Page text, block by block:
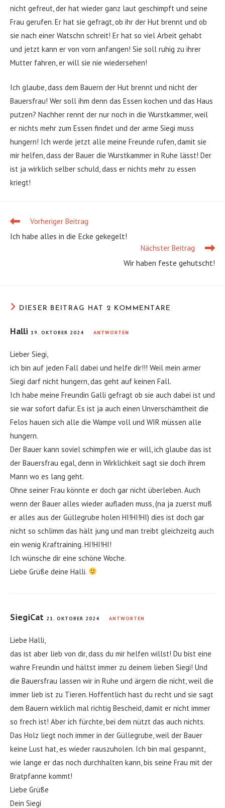
nicht gefreut, der hat wieder ganz laut geschimpft und seine
Frau gerufen. Er hat sie gefragt, ob ihr der Hut brennt und ob
sie nach einer Watschn schreit! Er hat so viel Arbeit gehabt
und jetzt kann er von vorn anfangen! Sie soll ruhig zu ihrer
Mutter fahren, er will sie nie wiedersehen!
Ich glaube, dass dem Bauern der Hut brennt und nicht der
Bauersfrau! Wer soll ihm denn das Essen kochen und das Haus
putzen? Nachher rennt der nur noch in die Wurstkammer, weil
er nichts mehr zum Essen findet und der arme Siegi muss
hungern! Ich werde jetzt alle meine Freunde rufen, damit sie
mir helfen, dass der Bauer die Wurstkammer in Ruhe lässt! Der
ist ja wirklich selber schuld, dass er nichts mehr zu essen
kriegt!
Weitere
ansehen
Vorheriger Beitrag
Ich habe alles in die Ecke gekegelt!
Nächster Beitrag
Wir haben feste gehutscht!
DIESER BEITRAG HAT 2 KOMMENTARE
Halli 19. OKTOBER 2024 ANTWORTEN
Lieber Siegi,
ich bin auf jeden Fall dabei und helfe dir!!! Weil mein armer
Siegi darf nicht hungern, das geht auf keinen Fall.
Ich habe meine Freundin Galli gefragt ob sie auch dabei ist und
sie war sofort dafür. Es ist ja auch einen Unverschämtheit die
Felos hauen sich alle die Wampe voll und WIR müssen alle
hungern.
Der Bauer kann soviel schimpfen wie er will, ich glaube das ist
der Bauersfrau egal, denn in Wirklichkeit sagt sie doch ihrem
Mann wo es lang geht.
Ohne seiner Frau könnte er doch gar nicht überleben. Auch
wenn der Bauer alles wieder aufladen muss, (na ja zuerst muß
er alles aus der Güllegrube holen HI!HI!HI) dies ist doch gar
nicht so schlimm das hält jung und man treibt gleichzeitg auch
ein wenig Kraftraining. HI!HI!HI!
Ich wünsche dir eine schöne Woche.
Liebe Grüße deine Halli.
SiegiCat 21. OKTOBER 2024 ANTWORTEN
Liebe Halli,
das ist aber lieb von dir, dass du mir helfen willst! Du bist eine
wahre Freundin und hältst immer zu deinem lieben Siegi! Und
die Bauersfrau lassen wir in Ruhe und ärgern die nicht, weil die
immer lieb ist zu Tieren. Hoffentlich hast du recht und sie sagt
dem Bauern wirklich mal richtig Bescheid, damit er nicht immer
so frech ist! Aber ich fürchte, bei dem nützt das auch nichts.
Das Holz liegt noch immer in der Güllegrube, weil der Bauer
keine Lust hat, es wieder rauszuholen. Ich bin mal gespannt,
wie lange er das noch durchhalten kann, bis seine Frau mit der
Bratpfanne kommt!
Liebe Grüße
Dein Siegi